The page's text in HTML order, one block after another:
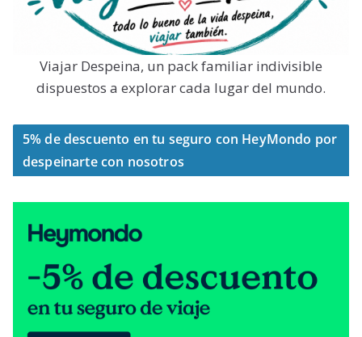
Viajar Despeina, un pack familiar indivisible
dispuestos a explorar cada lugar del mundo.
5% de descuento en tu seguro con HeyMondo por
despeinarte con nosotros